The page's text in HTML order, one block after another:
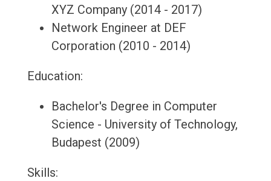
XYZ Company (2014 - 2017)
Network Engineer at DEF
Corporation (2010 - 2014)
Education:
Bachelor's Degree in Computer
Science - University of Technology,
Budapest (2009)
Skills: